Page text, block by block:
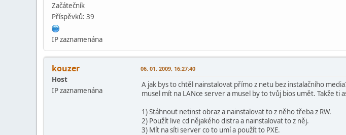
Začátečník
Příspěvků: 39
IP zaznamenána
kouzer
Host
IP zaznamenána
06. 01. 2009, 16:27:40
A jak bys to chtěl nainstalovat přímo z netu bez instalačního
musel mít na LANce server a musel by to tvůj bios umět. Takže ti
1) Stáhnout netinst obraz a nainstalovat to z něho třeba z RW.
2) Použít live cd nějakého distra a nainstalovat to z něj.
3) Mít na síti server co to umí a použít to PXE.